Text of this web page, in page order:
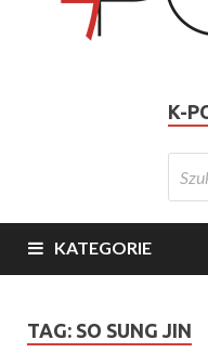
K-
KATEGORIE
TAG: SO SUNG JIN